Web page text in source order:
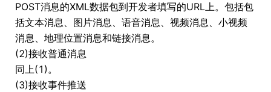
POST消息的XML数据包到开发者填写的URL上。包括包
括文本消息、图片消息、语音消息、视频消息、小视频
消息、地理位置消息和链接消息。
(2)接收普通消息
同上(1)。
(3)接收事件推送